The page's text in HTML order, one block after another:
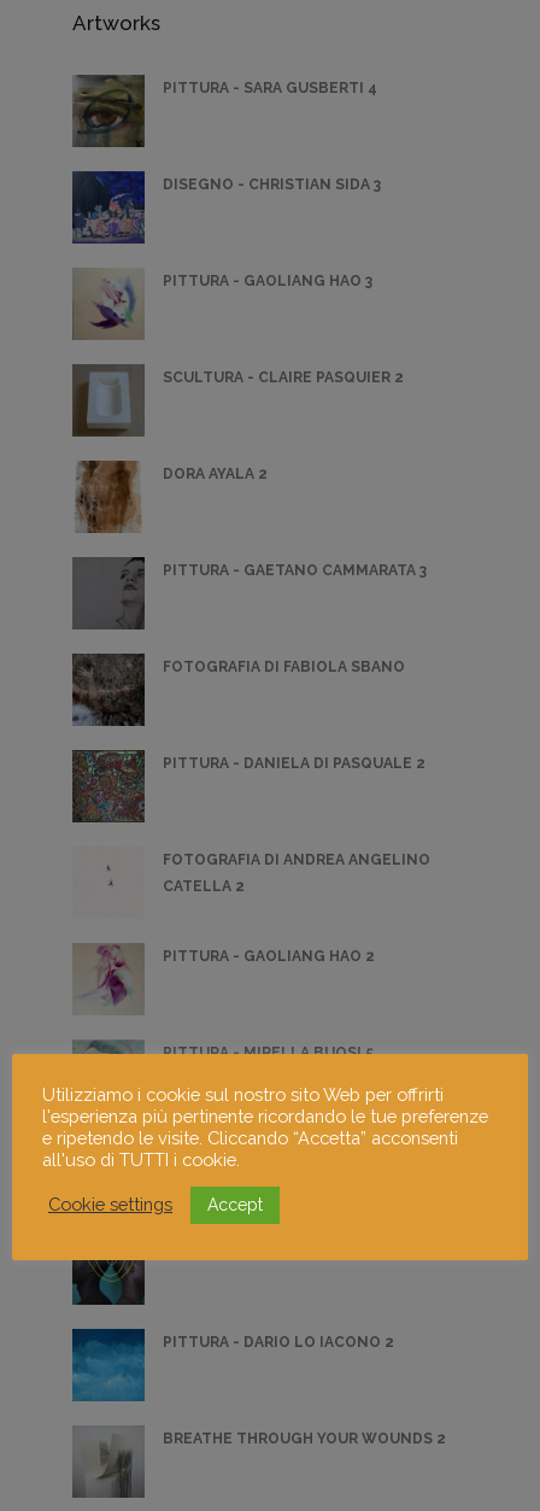
Artworks
PITTURA - SARA GUSBERTI 4
DISEGNO - CHRISTIAN SIDA 3
PITTURA - GAOLIANG HAO 3
SCULTURA - CLAIRE PASQUIER 2
DORA AYALA 2
PITTURA - GAETANO CAMMARATA 3
FOTOGRAFIA DI FABIOLA SBANO
PITTURA - DANIELA DI PASQUALE 2
FOTOGRAFIA DI ANDREA ANGELINO
CATELLA 2
PITTURA - GAOLIANG HAO 2
PITTURA - MIRELLA BUOSI 5
FOTOGRAFIA - VALERIO SCASSILLO 1
PITTURA - DARIO LO IACONO 2
BREATHE THROUGH YOUR WOUNDS 2
Utilizziamo i cookie sul nostro sito Web per offrirti
l'esperienza più pertinente ricordando le tue preferenze
e ripetendo le visite. Cliccando “Accetta” acconsenti
all'uso di TUTTI i cookie.
Cookie settings Accept